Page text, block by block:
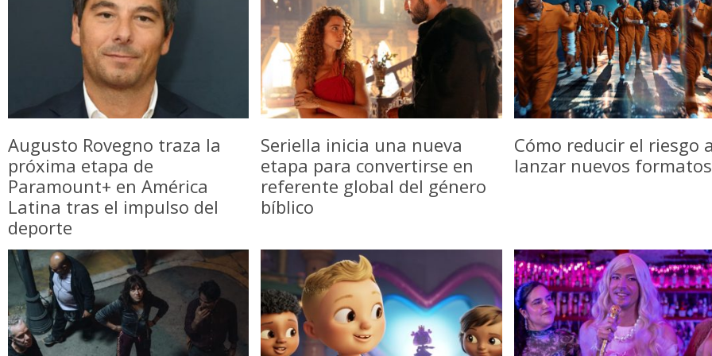
Augusto Rovegno traza la
próxima etapa de
Paramount+ en América
Latina tras el impulso del
deporte
Seriella inicia una nueva
etapa para convertirse en
referente global del género
bíblico
Cómo reducir el riesgo
lanzar nuevos formatos